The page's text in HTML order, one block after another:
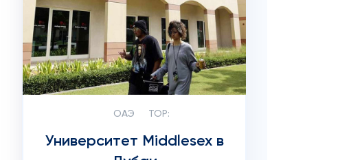
ОАЭ TOP:
Университет Middlesex в